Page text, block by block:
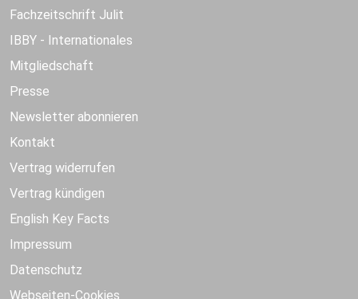
Fachzeitschrift Julit
IBBY - Internationales
Mitgliedschaft
Presse
Newsletter abonnieren
Kontakt
Vertrag widerrufen
Vertrag kündigen
English Key Facts
Impressum
Datenschutz
Webseiten-Cookies